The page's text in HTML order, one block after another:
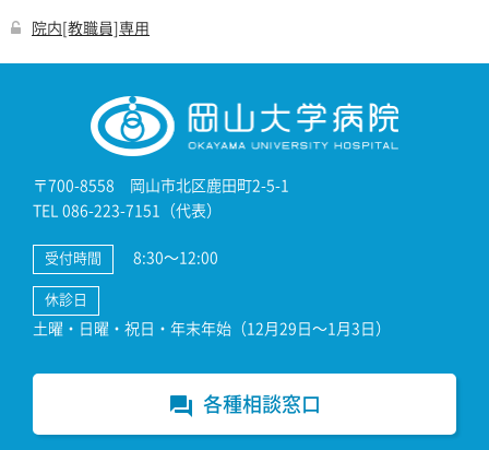
院内[教職員]専用
〒700-8558 岡山市北区鹿田町2-5-1
TEL 086-223-7151（代表）
受付時間 8:30～12:00
休診日
土曜・日曜・祝日・年末年始（12月29日～1月3日）
forum 各種相談窓口